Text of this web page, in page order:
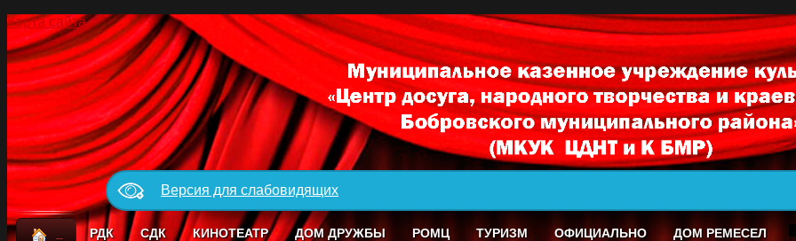
Карта сайта
Версия для слабовидящих
РДК СДК КИНОТЕАТР ДОМ ДРУЖБЫ РОМЦ ТУРИЗМ ОФИЦИАЛЬНО ДОМ РЕМЕСЕЛ